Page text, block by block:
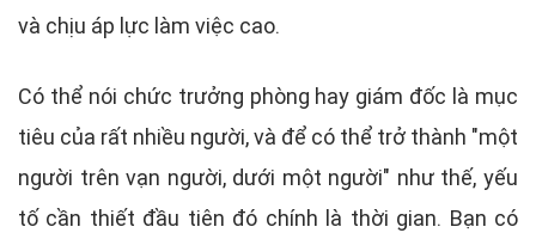
và chịu áp lực làm việc cao.
Có thể nói chức trưởng phòng hay giám đốc là mục
tiêu của rất nhiều người, và để có thể trở thành "một
người trên vạn người, dưới một người" như thế, yếu
tố cần thiết đầu tiên đó chính là thời gian. Bạn có